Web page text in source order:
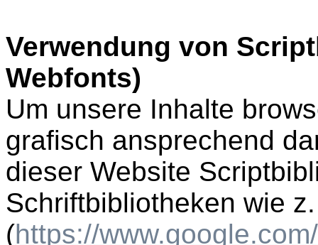
Verwendung von
Webfonts)
Um unsere Inhalte
grafisch ansprechend
dieser Website
Schriftbibliotheken wie
(https://